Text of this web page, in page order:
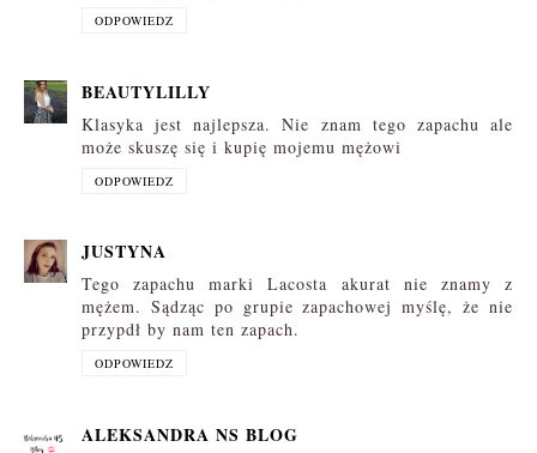
ODPOWIEDZ
BEAUTYLILLY
Klasyka jest najlepsza. Nie znam tego zapachu ale
może skuszę się i kupię mojemu mężowi
ODPOWIEDZ
JUSTYNA
Tego zapachu marki Lacosta akurat nie znamy z
mężem. Sądząc po grupie zapachowej myślę, że nie
przypdł by nam ten zapach.
ODPOWIEDZ
ALEKSANDRA NS BLOG